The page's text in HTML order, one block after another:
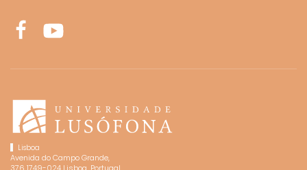
Lisboa
Avenida do Campo Grande,